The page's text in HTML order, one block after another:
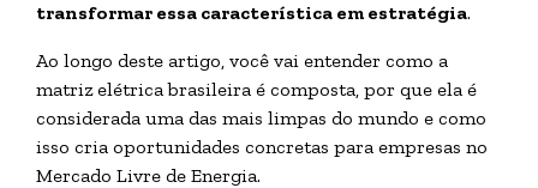
transformar essa característica em estratégia.
Ao longo deste artigo, você vai entender como a
matriz elétrica brasileira é composta, por que ela é
considerada uma das mais limpas do mundo e como
isso cria oportunidades concretas para empresas no
Mercado Livre de Energia.